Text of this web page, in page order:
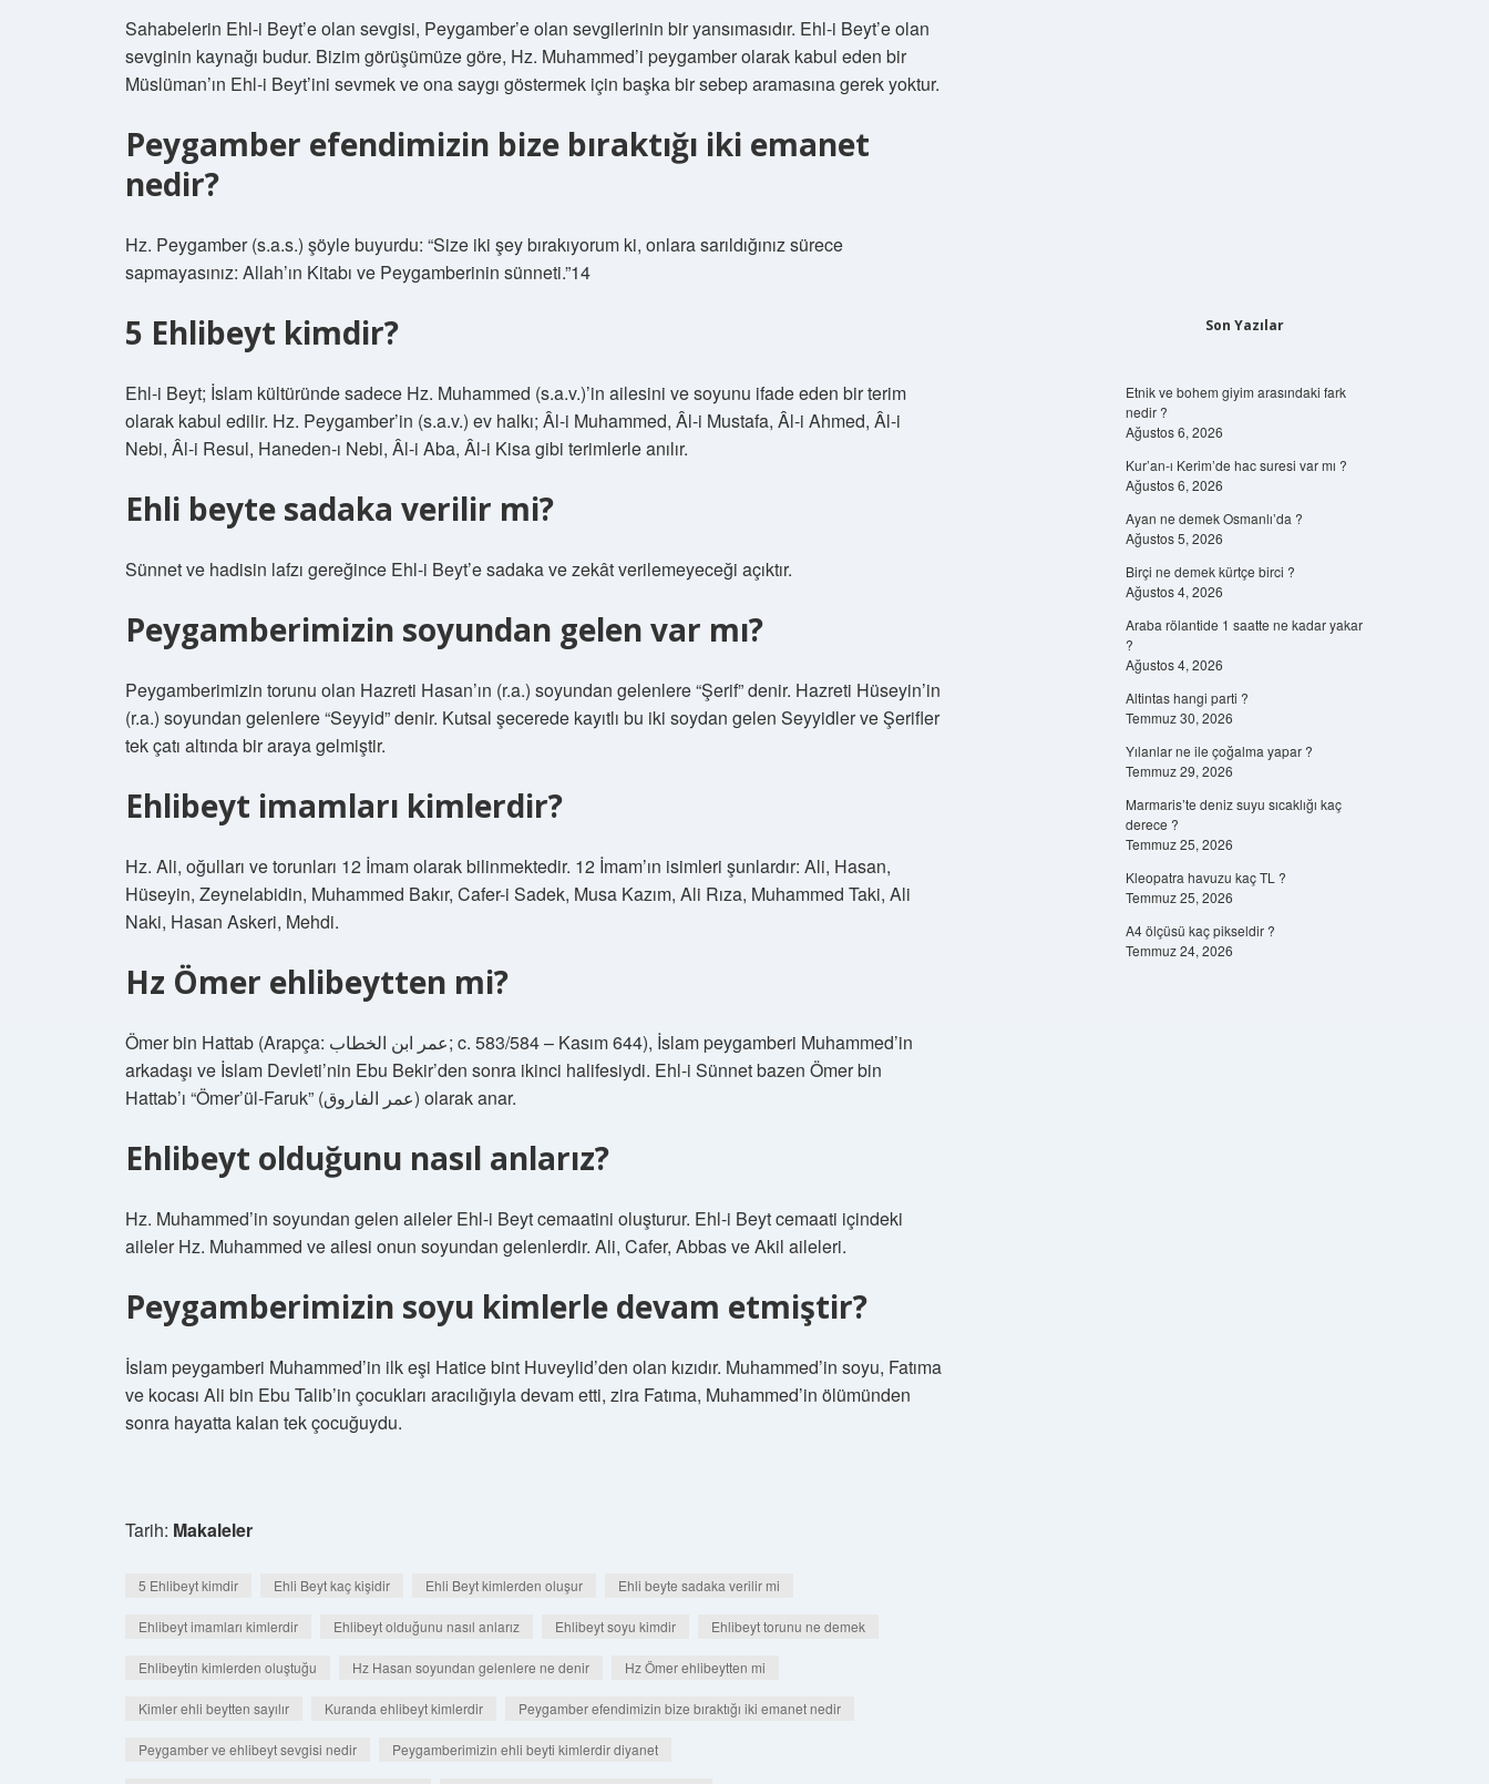
Sahabelerin Ehl-i Beyt’e olan sevgisi, Peygamber’e olan sevgilerinin bir yansımasıdır. Ehl-i Beyt’e olan
sevginin kaynağı budur. Bizim görüşümüze göre, Hz. Muhammed’i peygamber olarak kabul eden bir
Müslüman’ın Ehl-i Beyt’ini sevmek ve ona saygı göstermek için başka bir sebep aramasına gerek yoktur.
Peygamber efendimizin bize bıraktığı iki emanet
nedir?
Hz. Peygamber (s.a.s.) şöyle buyurdu: “Size iki şey bırakıyorum ki, onlara sarıldığınız sürece
sapmayasınız: Allah’ın Kitabı ve Peygamberinin sünneti.”14
5 Ehlibeyt kimdir?
Ehl-i Beyt; İslam kültüründe sadece Hz. Muhammed (s.a.v.)’in ailesini ve soyunu ifade eden bir terim
olarak kabul edilir. Hz. Peygamber’in (s.a.v.) ev halkı; Âl-i Muhammed, Âl-i Mustafa, Âl-i Ahmed, Âl-i
Nebi, Âl-i Resul, Haneden-ı Nebi, Âl-i Aba, Âl-i Kisa gibi terimlerle anılır.
Ehli beyte sadaka verilir mi?
Sünnet ve hadisin lafzı gereğince Ehl-i Beyt’e sadaka ve zekât verilemeyeceği açıktır.
Peygamberimizin soyundan gelen var mı?
Peygamberimizin torunu olan Hazreti Hasan’ın (r.a.) soyundan gelenlere “Şerif” denir. Hazreti Hüseyin’in
(r.a.) soyundan gelenlere “Seyyid” denir. Kutsal şecerede kayıtlı bu iki soydan gelen Seyyidler ve Şerifler
tek çatı altında bir araya gelmiştir.
Ehlibeyt imamları kimlerdir?
Hz. Ali, oğulları ve torunları 12 İmam olarak bilinmektedir. 12 İmam’ın isimleri şunlardır: Ali, Hasan,
Hüseyin, Zeynelabidin, Muhammed Bakır, Cafer-i Sadek, Musa Kazım, Ali Rıza, Muhammed Taki, Ali
Naki, Hasan Askeri, Mehdi.
Hz Ömer ehlibeytten mi?
Ömer bin Hattab (Arapça: عمر ابن الخطاب‎; c. 583/584 – Kasım 644), İslam peygamberi Muhammed’in
arkadaşı ve İslam Devleti’nin Ebu Bekir’den sonra ikinci halifesiydi. Ehl-i Sünnet bazen Ömer bin
Hattab’ı “Ömer’ül-Faruk” (عمر الفاروق) olarak anar.
Ehlibeyt olduğunu nasıl anlarız?
Hz. Muhammed’in soyundan gelen aileler Ehl-i Beyt cemaatini oluşturur. Ehl-i Beyt cemaati içindeki
aileler Hz. Muhammed ve ailesi onun soyundan gelenlerdir. Ali, Cafer, Abbas ve Akil aileleri.
Peygamberimizin soyu kimlerle devam etmiştir?
İslam peygamberi Muhammed’in ilk eşi Hatice bint Huveylid’den olan kızıdır. Muhammed’in soyu, Fatıma
ve kocası Ali bin Ebu Talib’in çocukları aracılığıyla devam etti, zira Fatıma, Muhammed’in ölümünden
sonra hayatta kalan tek çocuğuydu.
Tarih: Makaleler
5 Ehlibeyt kimdir Ehli Beyt kaç kişidir Ehli Beyt kimlerden oluşur Ehli beyte sadaka verilir mi
Ehlibeyt imamları kimlerdir Ehlibeyt olduğunu nasıl anlarız Ehlibeyt soyu kimdir Ehlibeyt torunu ne demek
Ehlibeytin kimlerden oluştuğu Hz Hasan soyundan gelenlere ne denir Hz Ömer ehlibeytten mi
Kimler ehli beytten sayılır Kuranda ehlibeyt kimlerdir Peygamber efendimizin bize bıraktığı iki emanet nedir
Peygamber ve ehlibeyt sevgisi nedir Peygamberimizin ehli beyti kimlerdir diyanet
Son Yazılar
Etnik ve bohem giyim arasındaki fark
nedir ?
Ağustos 6, 2026
Kur’an-ı Kerim’de hac suresi var mı ?
Ağustos 6, 2026
Ayan ne demek Osmanlı’da ?
Ağustos 5, 2026
Birçi ne demek kürtçe birci ?
Ağustos 4, 2026
Araba rölantide 1 saatte ne kadar yakar
?
Ağustos 4, 2026
Altintas hangi parti ?
Temmuz 30, 2026
Yılanlar ne ile çoğalma yapar ?
Temmuz 29, 2026
Marmaris’te deniz suyu sıcaklığı kaç
derece ?
Temmuz 25, 2026
Kleopatra havuzu kaç TL ?
Temmuz 25, 2026
A4 ölçüsü kaç pikseldir ?
Temmuz 24, 2026